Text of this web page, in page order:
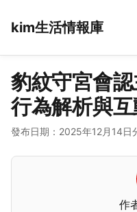
kim生活情報庫
豹紋守宮會
行為解析與
發布日期：2025年12月14日
作